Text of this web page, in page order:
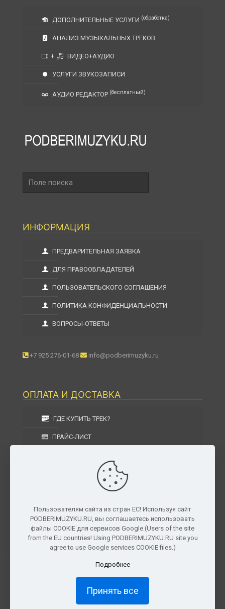
ДОПОЛНИТЕЛЬНЫЕ УСЛУГИ (обработка)
АНАЛИЗ МУЗЫКАЛЬНЫХ ТРЕКОВ
+ ВИДЕО+АУДИО
УСЛУГИ ЗВУКОЗАПИСИ
АУДИО РЕДАКТОР (бесплатный)
поиска
ИНФОРМАЦИЯ
ПРЕДВАРИТЕЛЬНАЯ ЗАЯВКА
ДЛЯ ПРАВООБЛАДАТЕЛЕЙ
ПОЛЬЗОВАТЕЛЬСКОГО СОГЛАШЕНИЯ
ПОЛИТИКА КОНФИДЕНЦИАЛЬНОСТИ
ВОПРОСЫ-ОТВЕТЫ
+7 925 276-01-68 info@podberimuzyku.ru
ОПЛАТА И ДОСТАВКА
ГДЕ КУПИТЬ ТРЕК?
ПРАЙС-ЛИСТ
УСЛОВИЯ ДОСТАВКИ
УСЛОВИЯ ВОЗВРАТА
г. Москва, Московская область, Центральный
федеральный округ, РФ, Россия
Все права защищены. © 2026 PODBERIMUZYKU.RU
Пользователям сайта из стран ЕС! Используя сайт
PODBERIMUZYKU.RU, вы соглашаетесь использовать
файлы COOKIE для сервисов Google.(Users of the site
from the EU countries! Using PODBERIMUZYKU.RU site you
agree to use Google services COOKIE files.)
Подробнее
Принять все